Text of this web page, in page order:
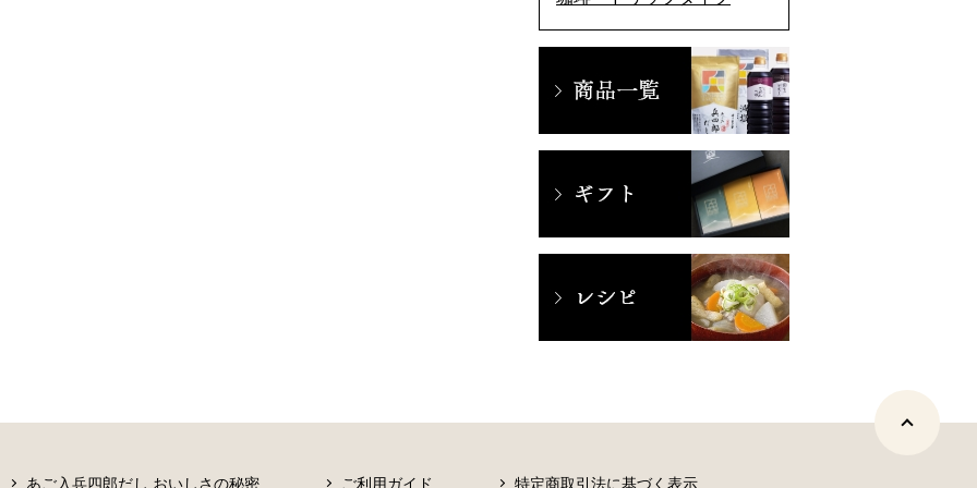
あご入兵四郎だし おいしさの秘密 ご利用ガイド 特定商取引法に基づく表示